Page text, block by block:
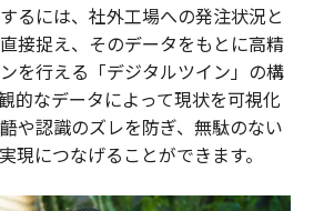
るには、社外工場への発注状況と
接捉え、そのデータをもとに高精
を行える「デジタルツイン」の構
的なデータによって現状を可視化
や認識のズレを防ぎ、無駄のない
現につなげることができます。